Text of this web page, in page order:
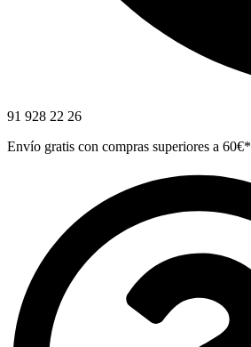
91 928 22 26
Envío gratis con compras superiores a 60€*